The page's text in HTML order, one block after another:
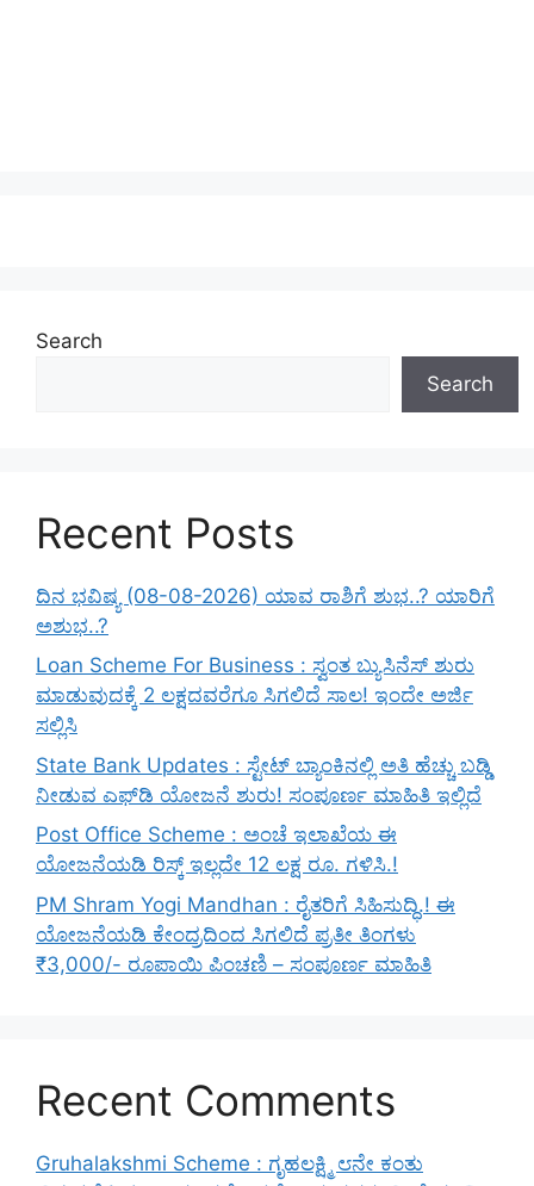
Search
Search
Recent Posts
ದಿನ ಭವಿಷ್ಯ (08-08-2026) ಯಾವ ರಾಶಿಗೆ ಶುಭ..? ಯಾರಿಗೆ
ಅಶುಭ..?
Loan Scheme For Business : ಸ್ವಂತ ಬ್ಯುಸಿನೆಸ್ ಶುರು
ಮಾಡುವುದಕ್ಕೆ 2 ಲಕ್ಷದವರೆಗೂ ಸಿಗಲಿದೆ ಸಾಲ! ಇಂದೇ ಅರ್ಜಿ
ಸಲ್ಲಿಸಿ
State Bank Updates : ಸ್ಟೇಟ್ ಬ್ಯಾಂಕಿನಲ್ಲಿ ಅತಿ ಹೆಚ್ಚು ಬಡ್ಡಿ
ನೀಡುವ ಎಫ್‌ಡಿ ಯೋಜನೆ ಶುರು! ಸಂಪೂರ್ಣ ಮಾಹಿತಿ ಇಲ್ಲಿದೆ
Post Office Scheme : ಅಂಚೆ ಇಲಾಖೆಯ ಈ
ಯೋಜನೆಯಡಿ ರಿಸ್ಕ್‌ ಇಲ್ಲದೇ 12 ಲಕ್ಷ ರೂ. ಗಳಿಸಿ.!
PM Shram Yogi Mandhan : ರೈತರಿಗೆ ಸಿಹಿಸುದ್ಧಿ.! ಈ
ಯೋಜನೆಯಡಿ ಕೇಂದ್ರದಿಂದ ಸಿಗಲಿದೆ ಪ್ರತೀ ತಿಂಗಳು
₹3,000/- ರೂಪಾಯಿ ಪಿಂಚಣಿ – ಸಂಪೂರ್ಣ ಮಾಹಿತಿ
Recent Comments
Gruhalakshmi Scheme : ಗೃಹಲಕ್ಷ್ಮಿ ೮ನೇ ಕಂತು